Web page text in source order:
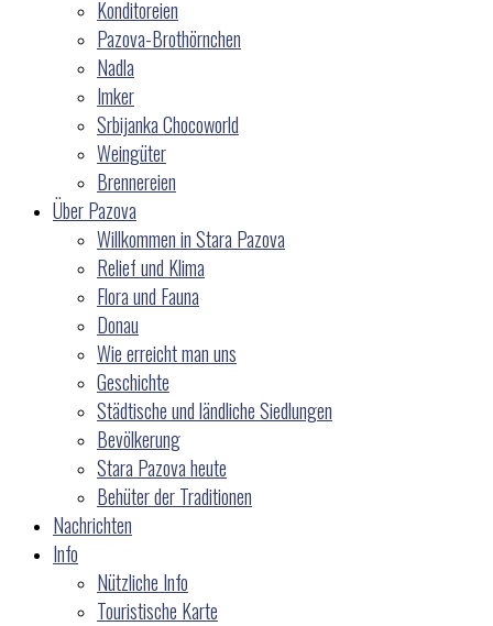
Konditoreien
Pazova-Brothörnchen
Nadla
Imker
Srbijanka Chocoworld
Weingüter
Brennereien
Über Pazova
Willkommen in Stara Pazova
Relief und Klima
Flora und Fauna
Donau
Wie erreicht man uns
Geschichte
Städtische und ländliche Siedlungen
Bevölkerung
Stara Pazova heute
Behüter der Traditionen
Nachrichten
Info
Nützliche Info
Touristische Karte